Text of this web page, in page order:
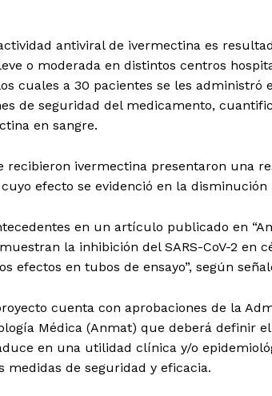
antiviral de ivermectina es
o moderada en distintos centros
cuales a 30 pacientes se les administró
de seguridad del medicamento,
en sangre.
recibieron ivermectina presentaron una
efecto se evidenció en la
en un artículo publicado en
la inhibición del SARS-CoV-2 en
efectos en tubos de ensayo”, según
cuenta con aprobaciones de la
Médica (Anmat) que deberá definir
en una utilidad clínica y/o
medidas de seguridad y eficacia.